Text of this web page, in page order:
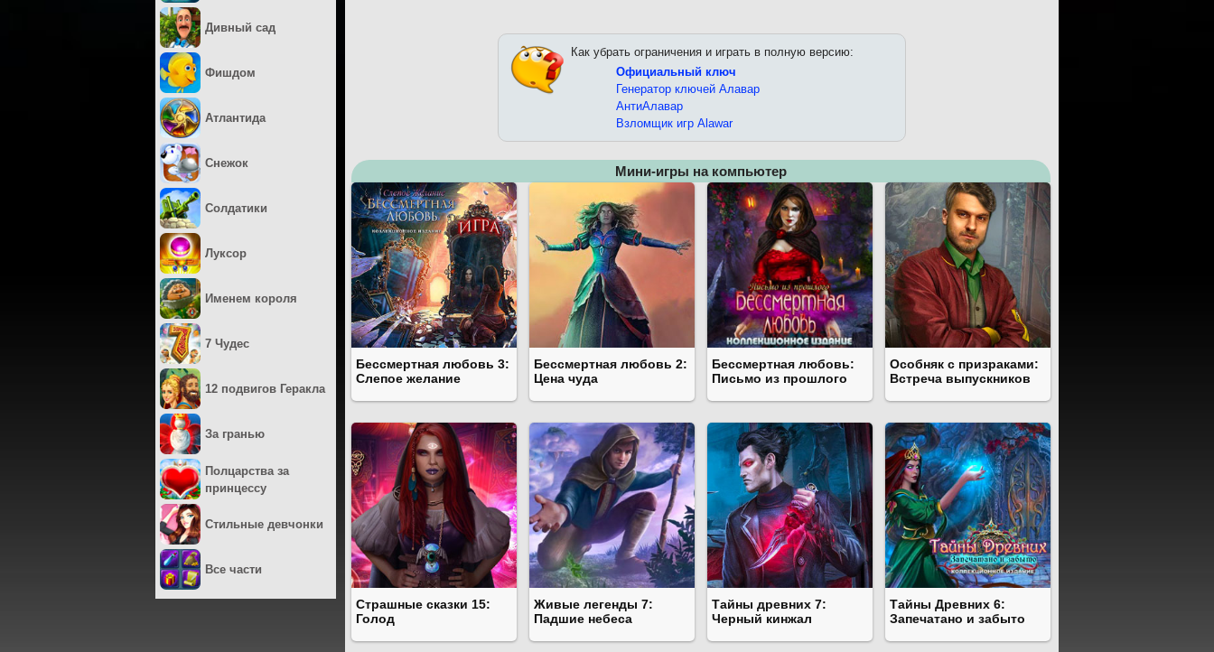
Как убрать ограничения и играть в полную версию:
Официальный ключ
Генератор ключей Алавар
АнтиАлавар
Взломщик игр Alawar
Мини-игры на компьютер
Бессмертная любовь 3:
Слепое желание
Бессмертная любовь 2:
Цена чуда
Бессмертная любовь:
Письмо из прошлого
Особняк с призраками:
Встреча выпускников
Страшные сказки 15:
Голод
Живые легенды 7:
Падшие небеса
Тайны древних 7:
Черный кинжал
Тайны Древних 6:
Запечатано и забыто
Дивный сад
Фишдом
Атлантида
Снежок
Солдатики
Луксор
Именем короля
7 Чудес
12 подвигов Геракла
За гранью
Полцарства за
принцессу
Стильные девчонки
Все части